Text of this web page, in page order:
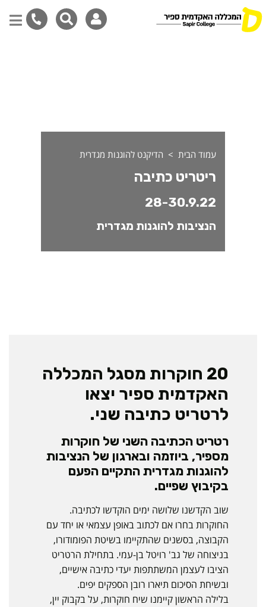
עמוד הבית הדיקנט להוגנות מגדרית
ריטריט כתיבה
28-30.9.22
הנציבות להוגנות מגדרית
20 חוקרות מסגל המכללה
האקדמית ספיר יצאו
לרטריט כתיבה שני.
רטריט הכתיבה השני של חוקרות
מספיר, ביוזמה ובארגון של הנציבות
להוגנות מגדרית התקיים הפעם
בקיבוץ שפיים.
שוב הקדשנו שלושה ימים הוקדשו לכתיבה.
החוקרות בחרו אם לכתוב באופן עצמאי או יחד עם
הקבוצה, בסשנים שהתקיימו בשיטת הפומודורו,
בניצוחה של גב' רויטל בן-עמי. בתחילת הרטריט
הציבו לעצמן המשתתפות יעדי כתיבה אישיים,
ובשיחת הסיכום תיארו רובן הספקים יפים.
בלילה הראשון קיימנו שיח חוקרות, על בקבוק יין,